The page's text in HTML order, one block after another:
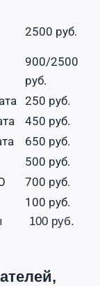
2500 руб.
900/2500
руб.
250 руб.
450 руб.
650 руб.
500 руб.
700 руб.
100 руб.
100 руб.